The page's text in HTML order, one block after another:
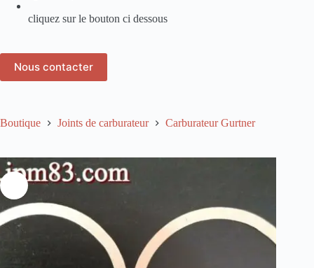
Boutique Joints de carburateur Carburateur Gurtner
cliquez sur le bouton ci dessous
Nous contacter